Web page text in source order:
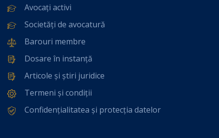
Avocați activi
Societăți de avocatură
Barouri membre
Dosare în instanță
Articole și știri juridice
Termeni și condiții
Confidențialitatea și protecția datelor